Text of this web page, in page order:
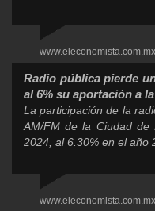
Radio pública pierde
al 6% su aportación a
La participación de la
AM/FM de la Ciudad de
2024, al 6.30% en el año